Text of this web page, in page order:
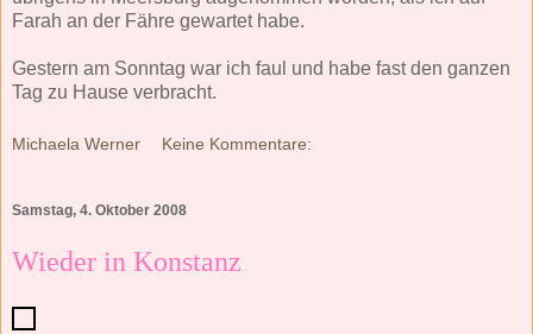
Farah an der Fähre gewartet habe.
Gestern am Sonntag war ich faul und habe fast den ganzen
Tag zu Hause verbracht.
Michaela Werner Keine Kommentare:
Samstag, 4. Oktober 2008
Wieder in Konstanz